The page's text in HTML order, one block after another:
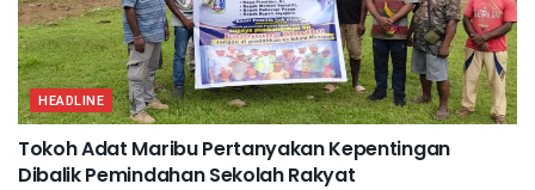
HEADLINE
Tokoh Adat Maribu Pertanyakan Kepentingan
Dibalik Pemindahan Sekolah Rakyat